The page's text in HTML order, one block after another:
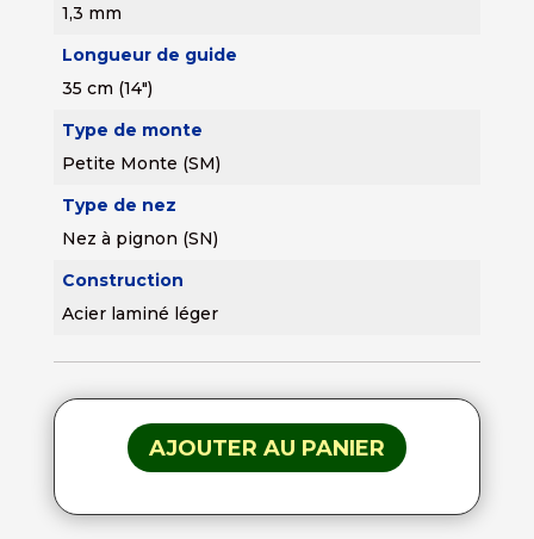
1,3 mm
Longueur de guide
35 cm (14")
Type de monte
Petite Monte (SM)
Type de nez
Nez à pignon (SN)
Construction
Acier laminé léger
AJOUTER AU PANIER